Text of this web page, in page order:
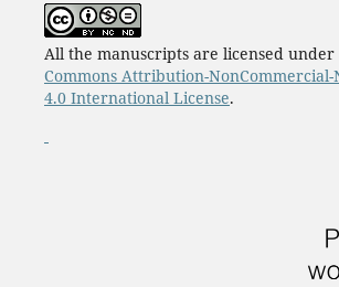
All the manuscripts are licensed under
Commons Attribution-
4.0 International License.